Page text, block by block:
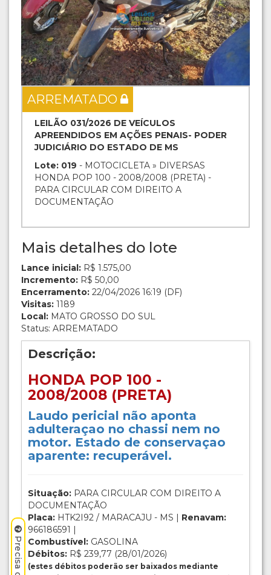
ARREMATADO
LEILÃO 031/2026 DE VEÍCULOS
APREENDIDOS EM AÇÕES PENAIS- PODER
JUDICIÁRIO DO ESTADO DE MS
Lote: 019 - MOTOCICLETA » DIVERSAS
HONDA POP 100 - 2008/2008 (PRETA) -
PARA CIRCULAR COM DIREITO A
DOCUMENTAÇÃO
Mais detalhes do lote
Lance inicial: R$ 1.575,00
Incremento: R$ 50,00
Encerramento: 22/04/2026 16:19 (DF)
Visitas: 1189
Local: MATO GROSSO DO SUL
Status: ARREMATADO
Descrição:
HONDA POP 100 -
2008/2008 (PRETA)
Laudo pericial não aponta
adulteraçao no chassi nem no
motor. Estado de conservaçao
aparente: recuperável.
Situação: PARA CIRCULAR COM DIREITO A
DOCUMENTAÇÃO
Placa: HTK2I92 / MARACAJU - MS | Renavam:
966186591 |
Combustível: GASOLINA
Débitos: R$ 239,77 (28/01/2026)
(estes débitos poderão ser baixados mediante